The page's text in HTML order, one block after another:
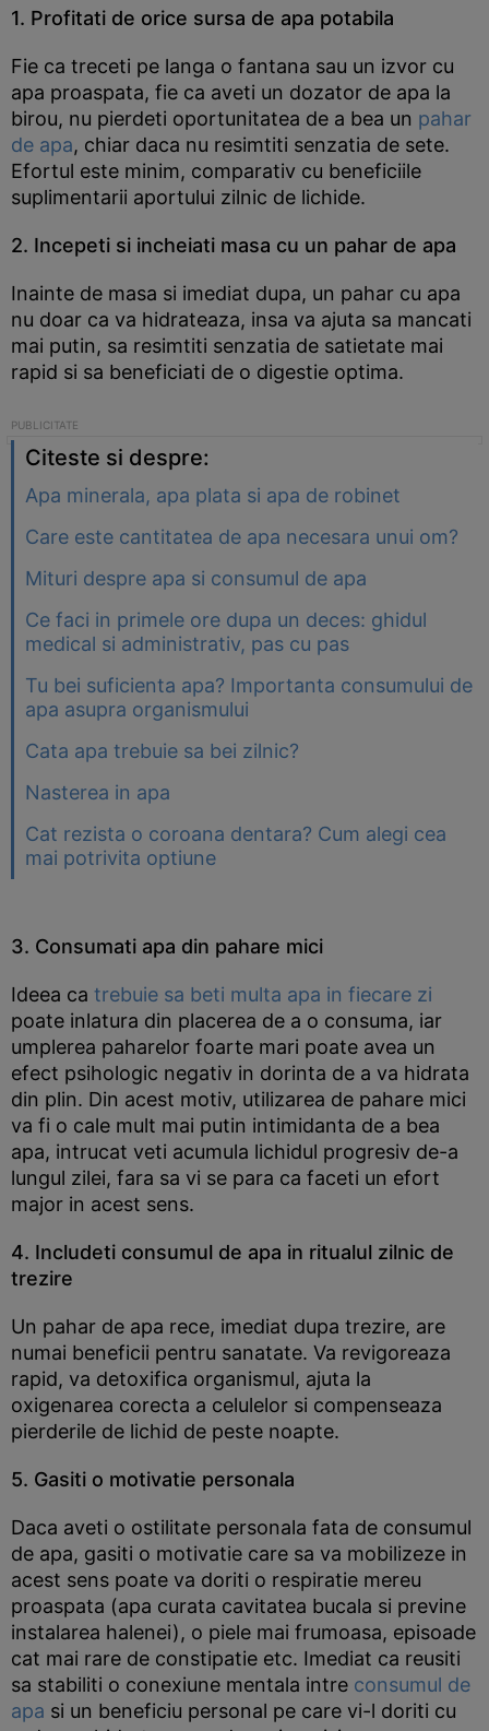
1. Profitati de orice sursa de apa potabila
Fie ca treceti pe langa o fantana sau un izvor cu
apa proaspata, fie ca aveti un dozator de apa la
birou, nu pierdeti oportunitatea de a bea un pahar
de apa, chiar daca nu resimtiti senzatia de sete.
Efortul este minim, comparativ cu beneficiile
suplimentarii aportului zilnic de lichide.
2. Incepeti si incheiati masa cu un pahar de apa
Inainte de masa si imediat dupa, un pahar cu apa
nu doar ca va hidrateaza, insa va ajuta sa mancati
mai putin, sa resimtiti senzatia de satietate mai
rapid si sa beneficiati de o digestie optima.
Citeste si despre:
Apa minerala, apa plata si apa de robinet
Care este cantitatea de apa necesara unui om?
Mituri despre apa si consumul de apa
Ce faci in primele ore dupa un deces: ghidul
medical si administrativ, pas cu pas
Tu bei suficienta apa? Importanta consumului de
apa asupra organismului
Cata apa trebuie sa bei zilnic?
Nasterea in apa
Cat rezista o coroana dentara? Cum alegi cea
mai potrivita optiune
3. Consumati apa din pahare mici
Ideea ca trebuie sa beti multa apa in fiecare zi
poate inlatura din placerea de a o consuma, iar
umplerea paharelor foarte mari poate avea un
efect psihologic negativ in dorinta de a va hidrata
din plin. Din acest motiv, utilizarea de pahare mici
va fi o cale mult mai putin intimidanta de a bea
apa, intrucat veti acumula lichidul progresiv de-a
lungul zilei, fara sa vi se para ca faceti un efort
major in acest sens.
4. Includeti consumul de apa in ritualul zilnic de
trezire
Un pahar de apa rece, imediat dupa trezire, are
numai beneficii pentru sanatate. Va revigoreaza
rapid, va detoxifica organismul, ajuta la
oxigenarea corecta a celulelor si compenseaza
pierderile de lichid de peste noapte.
5. Gasiti o motivatie personala
Daca aveti o ostilitate personala fata de consumul
de apa, gasiti o motivatie care sa va mobilizeze in
acest sens poate va doriti o respiratie mereu
proaspata (apa curata cavitatea bucala si previne
instalarea halenei), o piele mai frumoasa, episoade
cat mai rare de constipatie etc. Imediat ca reusiti
sa stabiliti o conexiune mentala intre consumul de
apa si un beneficiu personal pe care vi-l doriti cu